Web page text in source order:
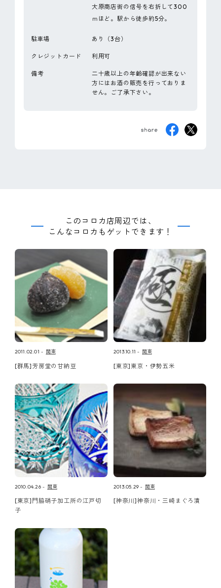
大原商店街の信号を右折して300
ｍほど。駅から徒歩約5分。
駐車場 あり（3台）
クレジットカード 利用可
備考
二十歳以上の年齢確認が出来ない
方にはお酒の販売を行っておりま
せん。ご了承下さい。
このコロカ店周辺では、
こんなコロカもゲットできます！
2011.02.01 関東
[群馬]芳房堂の甘納豆
2013.10.11 関東
[東京]東京・伊勢五米
2010.04.26 関東
[東京]門脇硝子加工所の江戸切
子
2013.05.29 関東
[神奈川]神奈川・三崎まぐろ漬